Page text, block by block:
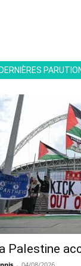
Palestine